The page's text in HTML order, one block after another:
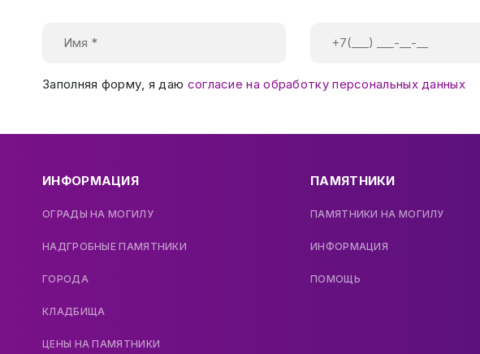
Заполняя форму, я даю согласие на обработку персональных данных
ИНФОРМАЦИЯ
ОГРАДЫ НА МОГИЛУ
НАДГРОБНЫЕ ПАМЯТНИКИ
ГОРОДА
КЛАДБИЩА
ЦЕНЫ НА ПАМЯТНИКИ
ПАМЯТНИКИ
ПАМЯТНИКИ НА МОГИЛУ
ИНФОРМАЦИЯ
ПОМОЩЬ